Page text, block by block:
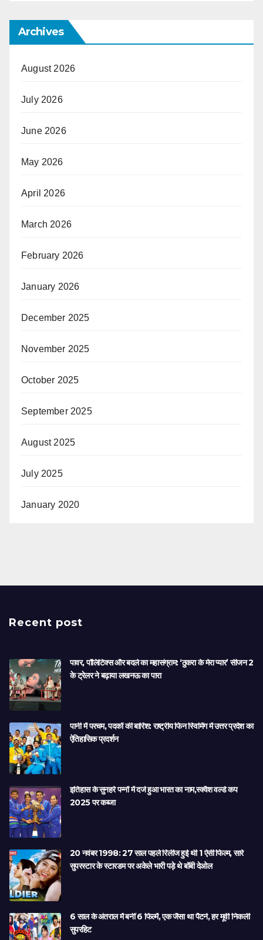
Archives
August 2026
July 2026
June 2026
May 2026
April 2026
March 2026
February 2026
January 2026
December 2025
November 2025
October 2025
September 2025
August 2025
July 2025
January 2020
Recent post
पावर, पॉलिटिक्स और बदले का महासंग्राम: ‘ठुकरा के मेरा प्यार’ सीजन 2
के ट्रेलर ने बढ़ाया लखनऊ का पारा
पानी में परचम, पदकों की बारिश: राष्ट्रीय फिन स्विमिंग में उत्तर प्रदेश का
ऐतिहासिक प्रदर्शन
इतिहास के सुनहरे पन्नों में दर्ज हुआ भारत का नाम,स्क्वैश वर्ल्ड कप
2025 पर कब्जा
20 नवंबर 1998: 27 साल पहले रिलीज हुई थी 1 ऐसी फिल्म, सारे
सुपरस्टार के स्टारडम पर अकेले भारी पड़े थे बॉबी देओल
6 साल के अंतराल में बनीं 6 फिल्में, एक जैसा था पैटर्न, हर मूवी निकली
सुपरहिट